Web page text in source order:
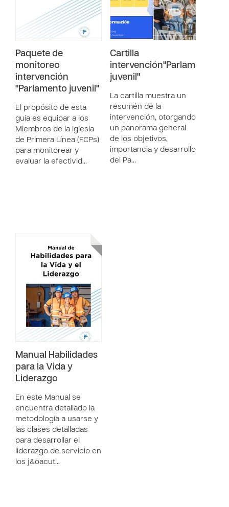
Paquete de
monitoreo
intervención
"Parlamento juvenil"
El propósito de esta
guía es equipar a los
Miembros de la Iglesia
de Primera Línea (FCPs)
para monitorear y
evaluar la efectivid…
Cartilla
intervención"Parlamento
juvenil"
La cartilla muestra un
resumén de la
intervención, otorgando
un panorama general
de los objetivos,
importancia y desarrollo
del Pa…
Manual Habilidades
para la Vida y
Liderazgo
En este Manual se
encuentra detallado la
metodología a usarse y
las clases detalladas
para desarrollar el
liderazgo de servicio en
los j&oacut…